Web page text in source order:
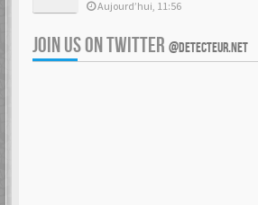
Aujourd’hui, 11:56
JOIN US ON TWITTER @DETECTEUR.NET